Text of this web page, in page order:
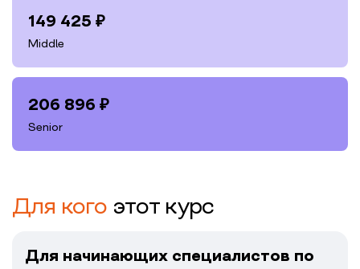
149 425 ₽
Middle
206 896 ₽
Senior
Для кого этот курс
Для начинающих специалистов по